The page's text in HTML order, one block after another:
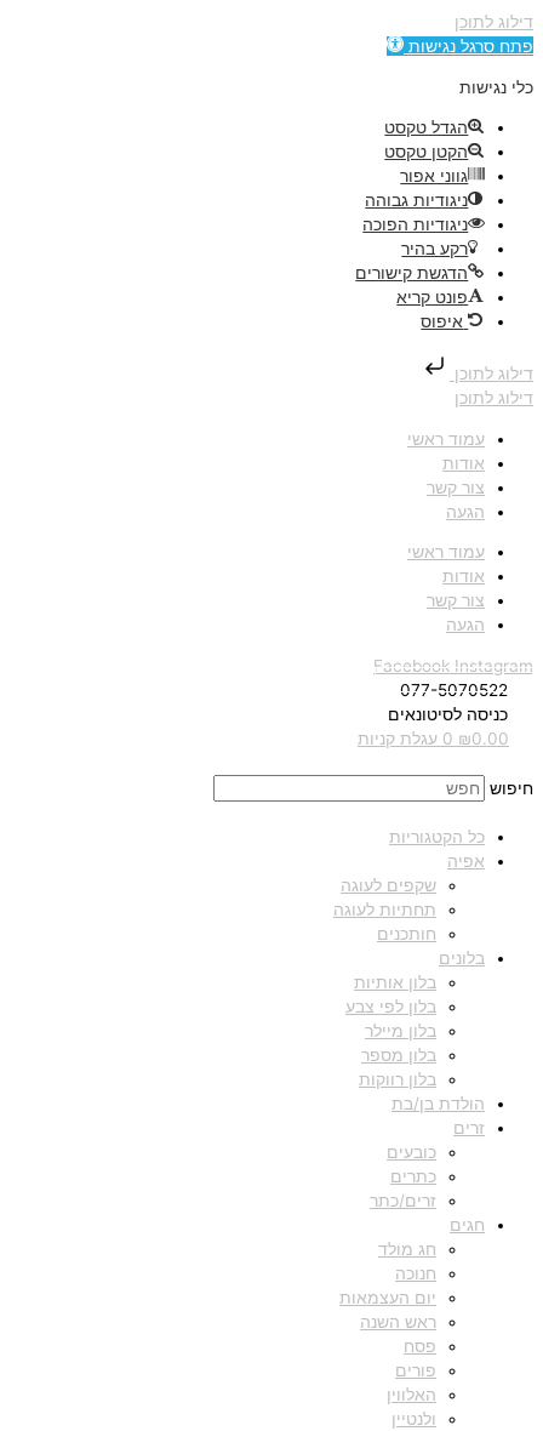
דילוג לתוכן
פתח סרגל נגישות
כלי נגישות
הגדל טקסט
הקטן טקסט
גווני אפור
ניגודיות גבוהה
ניגודיות הפוכה
רקע בהיר
הדגשת קישורים
פונט קריא
איפוס
דילוג לתוכן
דילוג לתוכן
עמוד ראשי
אודות
צור קשר
הגעה
עמוד ראשי
אודות
צור קשר
הגעה
Facebook Instagram
077-5070522
כניסה לסיטונאים
₪0.00
0 עגלת קניות
חיפוש
כל הקטגוריות
אפיה
שקפים לעוגה
תחתיות לעוגה
חותכנים
בלונים
בלון אותיות
בלון לפי צבע
בלון מיילר
בלון מספר
בלון רווקות
הולדת בן/בת
זרים
כובעים
כתרים
זרים/כתר
חגים
חג מולד
חנוכה
יום העצמאות
ראש השנה
פסח
פורים
האלווין
ולנטיין